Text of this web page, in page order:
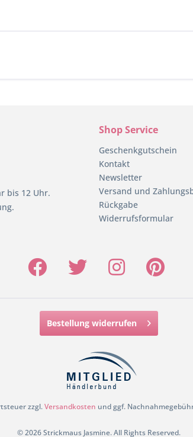
bis 12 Uhr.
Shop Service
Geschenkgutschein
Kontakt
Newsletter
Versand und
Rückgabe
Widerrufsformular
Bestellung widerrufen
zzgl.Versandkosten und ggf.
© 2026 Strickmaus Jasmine. All Rights Reserved.